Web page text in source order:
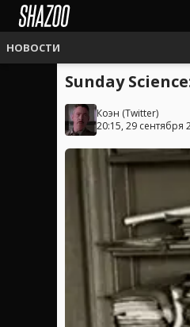
НОВОСТИ
Sunday
Коэн (Twitter)
20:15, 29 сентября